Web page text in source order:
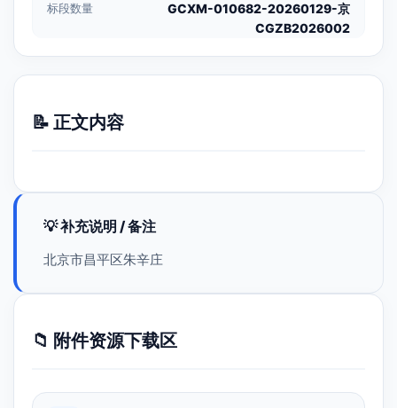
标段数量
GCXM-010682-20260129-京
CGZB2026002
📝 正文内容
💡 补充说明 / 备注
北京市昌平区朱辛庄
📁 附件资源下载区